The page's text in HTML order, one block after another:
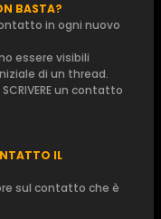
BASTA?
in ogni nuovo
essere visibili
di un thread.
un contatto
IL
sul contatto che è